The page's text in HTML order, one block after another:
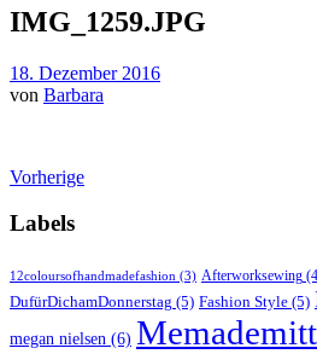
IMG_1259.JPG
18. Dezember 2016
von Barbara
Vorherige
Labels
12coloursofhandmadefashion (3) Afterworksewing
DufürDichamDonnerstag (5) Fashion Style (5)
megan nielsen (6)